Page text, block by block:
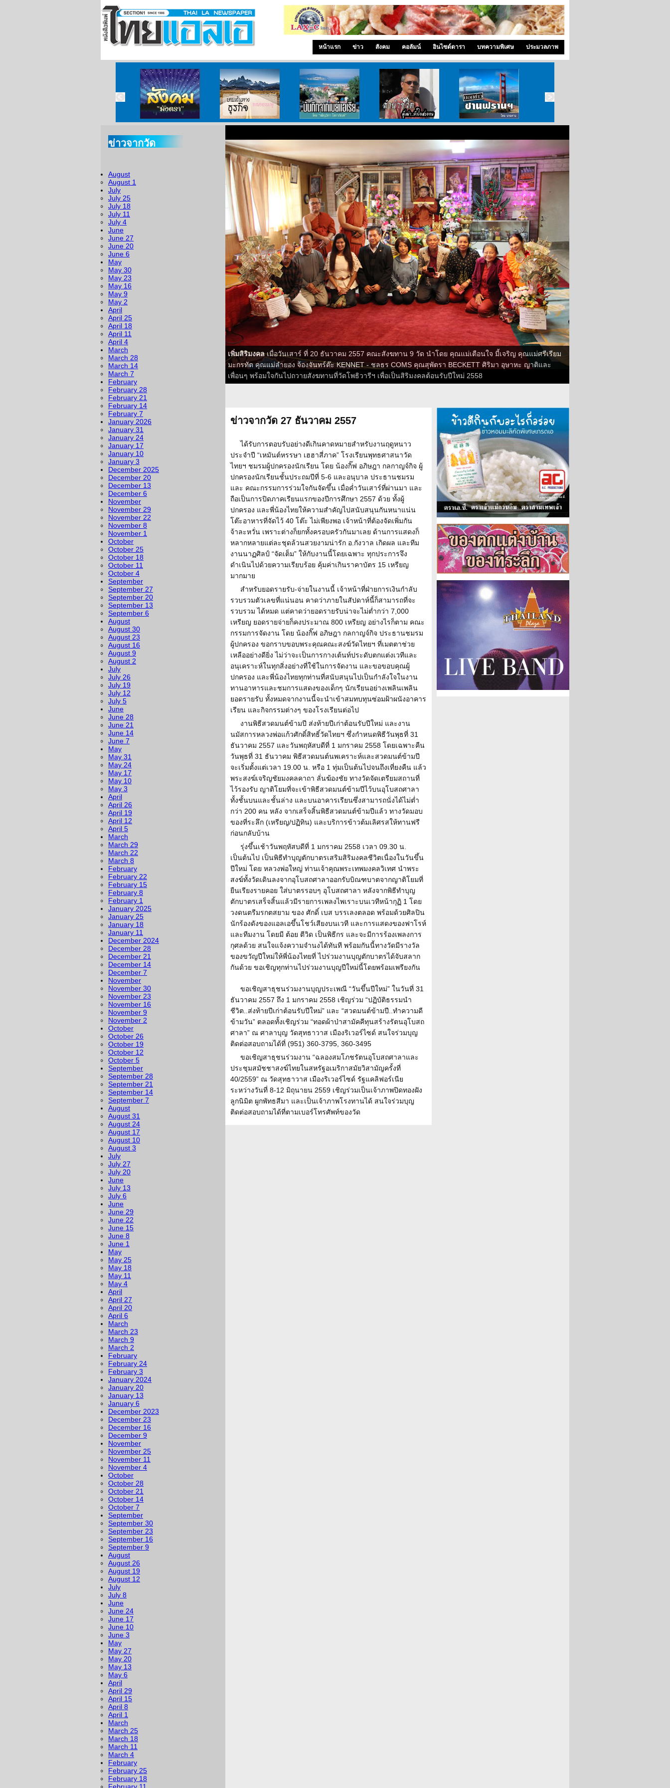
หน้าแรก ข่าว สังคม คอลัมน์ อินไซด์ดารา บทความพิเศษ ประมวลภาพ
ข่าวจากวัด
August
August 1
July
July 25
July 18
July 11
July 4
June
June 27
June 20
June 6
May
May 30
May 23
May 16
May 9
May 2
April
April 25
April 18
April 11
April 4
March
March 28
March 14
March 7
February
February 28
February 21
February 14
February 7
January 2026
January 31
January 24
January 17
January 10
January 3
December 2025
December 20
December 13
December 6
November
November 29
November 22
November 8
November 1
October
October 25
October 18
October 11
October 4
September
September 27
September 20
September 13
September 6
August
August 30
August 23
August 16
August 9
August 2
July
July 26
July 19
July 12
July 5
June
June 28
June 21
June 14
June 7
May
May 31
May 24
May 17
May 10
May 3
April
April 26
April 19
April 12
April 5
March
March 29
March 22
March 8
February
February 22
February 15
February 8
February 1
January 2025
January 25
January 18
January 11
December 2024
December 28
December 21
December 14
December 7
November
November 30
November 23
November 16
November 9
November 2
October
October 26
October 19
October 12
October 5
September
September 28
September 21
September 14
September 7
August
August 31
August 24
August 17
August 10
August 3
July
July 27
July 20
June
July 13
July 6
June
June 29
June 22
June 15
June 8
June 1
May
May 25
May 18
May 11
May 4
April
April 27
April 20
April 6
March
March 23
March 9
March 2
February
February 24
February 3
January 2024
January 20
January 13
January 6
December 2023
December 23
December 16
December 9
November
November 25
November 11
November 4
October
October 28
October 21
October 14
October 7
September
September 30
September 23
September 16
September 9
August
August 26
August 19
August 12
July
July 8
June
June 24
June 17
June 10
June 3
May
May 27
May 20
May 13
May 6
April
April 29
April 15
April 8
April 1
March
March 25
March 18
March 11
March 4
February
February 25
February 18
เพิ่มสิริมงคลเมื่อวันเสาร์ ที่ 20 ธันวาคม 2557 คณะสังฆทาน 9 วัด นำโดย คุณแม่เตือนใจ มี้เจริญ คุณแม่ศรีเรียม
มะกรทัต คุณแม่ลำยอง จ้องจันทร์ต๊ะ KENNET - ชลธร COMS คุณสุพัตรา BECKETT ศิริมา อุษาหะ ญาติและ
เพื่อนๆ พร้อมใจกันไปถวายสังฆทานที่วัดโพธิวารีฯ เพื่อเป็นสิริมงคลต้อนรับปีใหม่ 2558
ข่าวจากวัด 27 ธันวาคม 2557
ได้รับการตอบรับอย่างดีเกินคาดหมายสำหรับงานฤดูหนาว
ประจำปี “เหมันต์หรรษา เฮฮาสี่ภาค” โรงเรียนพุทธศาสนาวัด
ไทยฯ ชมรมผู้ปกครองนักเรียน โดย น้องกิ๊ฟ อภิษฎา กลกาญจ์กิจ ผู้
ปกครองนักเรียนชั้นประถมปีที่ 5-6 และอนุบาล ประธานชมรม
และ คณะกรรมการร่วมใจกันจัดขึ้น เมื่อค่ำวันเสาร์ที่ผ่านมา และ
ถือเป็นการปิดภาคเรียนแรกของปีการศึกษา 2557 ด้วย ทั้งผู้
ปกครอง และพี่น้องไทยให้ความสำคัญไปสนับสนุนกันหนาแน่น
โต๊ะอาหารที่จัดไว้ 40 โต๊ะ ไม่เพียงพอ เจ้าหน้าที่ต้องจัดเพิ่มกัน
จ้าละหวั่น เพราะต่างก็ยกทั้งครอบครัวกันมาเลย ด้านการแสดงก็
หลากหลายแต่ละชุดล้วนสวยงามน่ารัก อ.กังวาล เกิดผล และทีม
งานนาฏศิลป์ “จัดเต็ม” ให้กับงานนี้โดยเฉพาะ ทุกประการจึง
ดำเนินไปด้วยความเรียบร้อย คุ้มค่าเกินราคาบัตร 15 เหรียญ
มากมาย
สำหรับยอดรายรับ-จ่ายในงานนี้ เจ้าหน้าที่ฝ่ายการเงินกำลับ
รวบรวมตัวเลขที่แน่นอน คาดว่าภายในสัปดาห์นี้ก็สามารถที่จะ
รวบรวม ได้หมด แต่คาดว่ายอดรายรับน่าจะไม่ต่ำกว่า 7,000
เหรียญ ยอดรายจ่ายก็คงประมาณ 800 เหรียญ อย่างไรก็ตาม คณะ
กรรมการจัดงาน โดย น้องกิ๊ฟ อภิษฎา กลกาญจ์กิจ ประธานชมรม
ผู้ปกครอง ขอกราบขอบพระคุณคณะสงฆ์วัดไทยฯ ที่เมตตาช่วย
เหลืออย่างดียิ่ง ไม่ว่าจะเป็นการกางเต้นท์ประดับตกแต่งเวทีและ
อนุเคราะห์ในทุกสิ่งอย่างที่ใช้ในการจัดงาน และขอขอบคุณผู้
ปกครอง และพี่น้องไทยทุกท่านที่สนับสนุนไปเป็นกำลังใจในงาน
ทานอาหารและชมการแสดงของเด็กๆ นักเรียนอย่างเพลินเพลิน
ยอดรายรับ ทั้งหมดจากงานนี้จะนำเข้าสมทบทุนซ่อมฝ้าผนังอาคาร
เรียน และกิจกรรมต่างๆ ของโรงเรียนต่อไป
งานพิธีสวดมนต์ข้ามปี ส่งท้ายปีเก่าต้อนรับปีใหม่ และงาน
นมัสการหลวงพ่อแก้วศักดิ์สิทธิ์วัดไทยฯ ซึ่งกำหนดพิธีวันพุธที่ 31
ธันวาคม 2557 และวันพฤหัสบดีที่ 1 มกราคม 2558 โดยเฉพาะคืน
วันพุธที่ 31 ธันวาคม พิธีสวดมนต์นพเคราะห์และสวดมนต์ข้ามปี
จะเริ่มตั้งแต่เวลา 19.00 น. หรือ 1 ทุ่มเป็นต้นไปจนถึงเที่ยงคืน แล้ว
พระสงฆ์เจริญชัยมงคลคาถา ลั่นฆ้องชัย ทางวัดจัดเตรียมสถานที่
ไว้รองรับ ญาติโยมที่จะเข้าพิธีสวดมนต์ข้ามปีไว้บนอุโบสถศาลา
ทั้งชั้นบนและชั้นล่าง และบนอาคารเรียนซึ่งสามารถนั่งได้ไม่ต่ำ
กว่า 200 คน หลัง จากเสร็จสิ้นพิธีสวดมนต์ข้ามปีแล้ว ทางวัดมอบ
ของที่ระลึก (เหรียญ/ปฏิทิน) และบริการข้าวต้มเลิศรสให้ทานฟรี
ก่อนกลับบ้าน
รุ่งขึ้นเช้าวันพฤหัสบดีที่ 1 มกราคม 2558 เวลา 09.30 น.
เป็นต้นไป เป็นพิธีทำบุญตักบาตรเสริมสิริมงคลชีวิตเนื่องในวันขึ้น
ปีใหม่ โดย หลวงพ่อใหญ่ ท่านเจ้าคุณพระเทพมงคลวิเทศ นำพระ
สงฆ์ทั้งวัดเดินลงจากอุโบสถศาลาออกรับบิณฑบาตจากญาติโยมที่
ยืนเรียงรายคอย ใส่บาตรรอบๆ อุโบสถศาลา หลังจากพิธีทำบุญ
ตักบาตรเสร็จสิ้นแล้วมีรายการเพลงไพเราะบนเวทีหน้ากุฏิ 1 โดย
วงดนตรีมรกตสยาม ของ ศักดิ์ เบส บรรเลงตลอด พร้อมด้วยศิลปิน
นักร้องดังของแอลเอขึ้นโชว์เสียงบนเวที และการแสดงของฟาโรห์
และทีมงาน โดยมี ต้อย ตีวิด เป็นพิธีกร และจะมีการร้องเพลงการ
กุศลด้วย สนใจแจ้งความจำนงได้ทันที พร้อมกันนี้ทางวัดมีรางวัล
ของขวัญปีใหม่ให้พี่น้องไทยที่ ไปร่วมงานบุญตักบาตรได้จับสลาก
กันด้วย ขอเชิญทุกท่านไปร่วมงานบุญปีใหม่นี้โดยพร้อมเพรียงกัน
ขอเชิญสาธุชนร่วมงานบุญประเพณี “วันขึ้นปีใหม่” ในวันที่ 31
ธันวาคม 2557 ถึง 1 มกราคม 2558 เชิญร่วม “ปฏิบัติธรรมนำ
ชีวิต..ส่งท้ายปีเก่าต้อนรับปีใหม่” และ “สวดมนต์ข้ามปี..ทำความดี
ข้ามวัน” ตลอดทั้งเชิญร่วม “ทอดผ้าป่าสามัคคีทุนสร้างรัตนอุโบสถ
ศาลา” ณ ศาลาบุญ วัดสุทธาวาส เมืองริเวอร์ไซด์ สนใจร่วมบุญ
ติดต่อสอบถามได้ที่ (951) 360-3795, 360-3495
ขอเชิญสาธุชนร่วมงาน “ฉลองสมโภชรัตนอุโบสถศาลาและ
ประชุมสมัชชาสงฆ์ไทยในสหรัฐอเมริกาสมัยวิสามัญครั้งที่
40/2559” ณ วัดสุทธาวาส เมืองริเวอร์ไซด์ รัฐแคลิฟอร์เนีย
ระหว่างวันที่ 8-12 มิถุนายน 2559 เชิญร่วมเป็นเจ้าภาพปิดทองฝัง
ลูกนิมิต ผูกพัทธสีมา และเป็นเจ้าภาพโรงทานได้ สนใจร่วมบุญ
ติดต่อสอบถามได้ที่ตามเบอร์โทรศัพท์ของวัด